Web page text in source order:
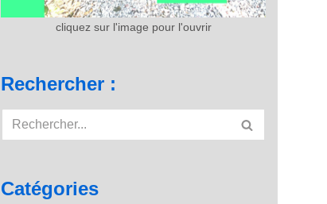
cliquez sur l'image pour l'ouvrir
Rechercher :
Catégories